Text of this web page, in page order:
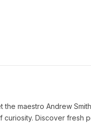
the maestro Andrew
curiosity. Discover fresh